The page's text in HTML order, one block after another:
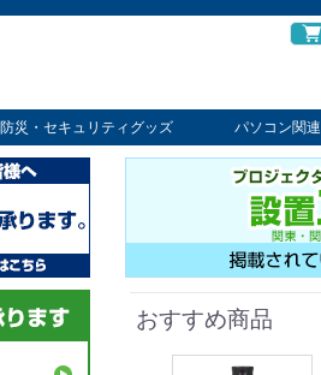
防災・セキュリティグッズ
セキュリティグッズ
防災グッズ
パソコン関連
パソコン
タブレット
PCパーツ
コンソール
ケーブル
切替器・延長器
伝送器
コンバータ
その他
おすすめ商品